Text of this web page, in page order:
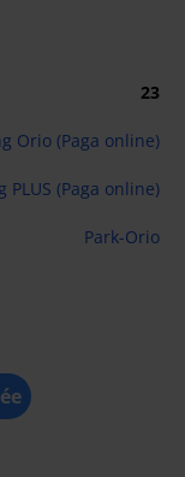
23
Orio (Paga online)
PLUS (Paga online)
Park-Orio